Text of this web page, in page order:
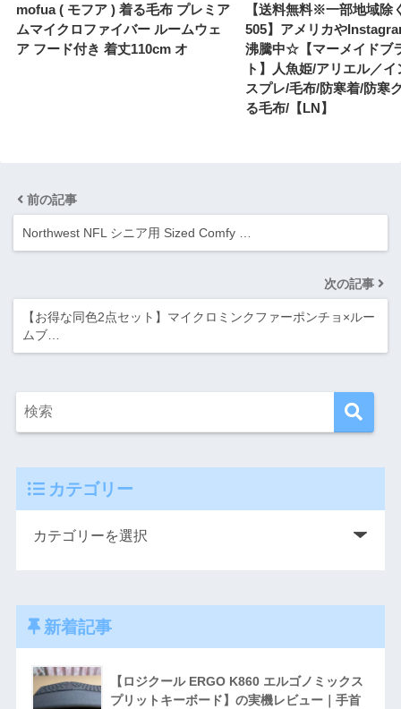
mofua ( モフア ) 着る毛布 プレミア
ムマイクロファイバー ルームウェ
ア フード付き 着丈110cm オ
【送料無料※一部地域除
505】アメリカや
沸騰中☆【マーメイドブ
ト】人魚姫/アリエル／
スプレ/毛布/防寒着/防寒
る毛布/【LN】
前の記事
Northwest NFL シニア用 Sized Comfy …
次の記事
【お得な同色2点セット】マイクロミンクファーポンチョ×ルー
ムブ…
カテゴリー
新着記事
【ロジクール ERGO K860 エルゴノミックス
プリットキーボード】の実機レビュー｜手首